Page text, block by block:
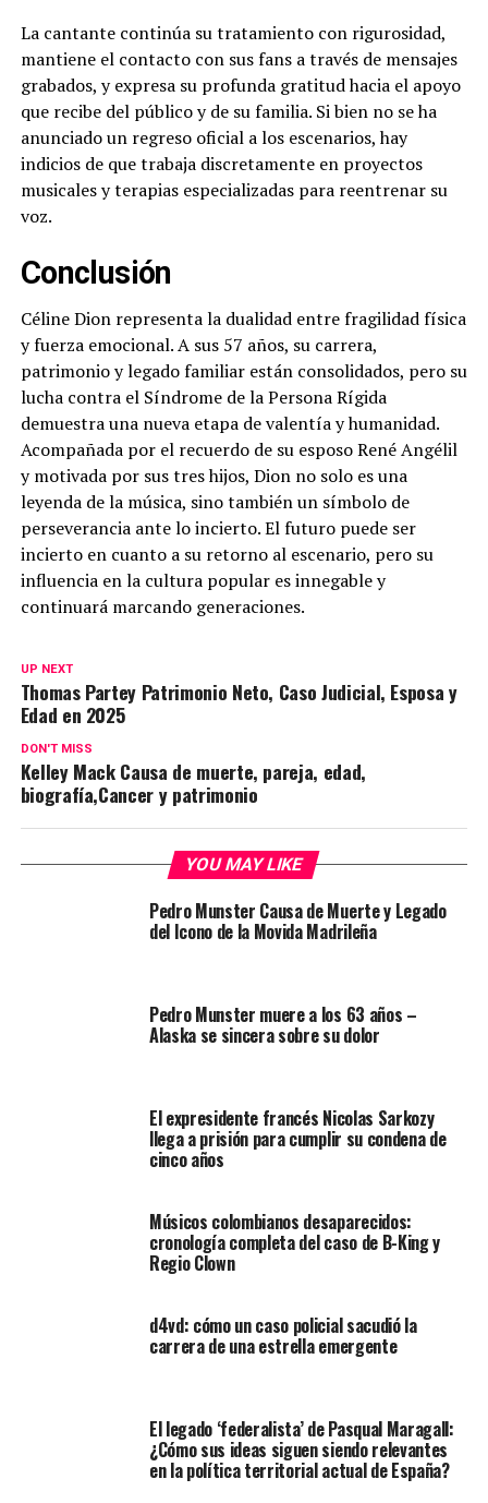
La cantante continúa su tratamiento con rigurosidad,
mantiene el contacto con sus fans a través de mensajes
grabados, y expresa su profunda gratitud hacia el apoyo
que recibe del público y de su familia. Si bien no se ha
anunciado un regreso oficial a los escenarios, hay
indicios de que trabaja discretamente en proyectos
musicales y terapias especializadas para reentrenar su
voz.
Conclusión
Céline Dion representa la dualidad entre fragilidad física
y fuerza emocional. A sus 57 años, su carrera,
patrimonio y legado familiar están consolidados, pero su
lucha contra el Síndrome de la Persona Rígida
demuestra una nueva etapa de valentía y humanidad.
Acompañada por el recuerdo de su esposo René Angélil
y motivada por sus tres hijos, Dion no solo es una
leyenda de la música, sino también un símbolo de
perseverancia ante lo incierto. El futuro puede ser
incierto en cuanto a su retorno al escenario, pero su
influencia en la cultura popular es innegable y
continuará marcando generaciones.
UP NEXT
Thomas Partey Patrimonio Neto, Caso Judicial, Esposa y
Edad en 2025
DON'T MISS
Kelley Mack Causa de muerte, pareja, edad,
biografía,Cancer y patrimonio
YOU MAY LIKE
Pedro Munster Causa de Muerte y Legado
del Icono de la Movida Madrileña
Pedro Munster muere a los 63 años –
Alaska se sincera sobre su dolor
El expresidente francés Nicolas Sarkozy
llega a prisión para cumplir su condena de
cinco años
Músicos colombianos desaparecidos:
cronología completa del caso de B-King y
Regio Clown
d4vd: cómo un caso policial sacudió la
carrera de una estrella emergente
El legado ‘federalista’ de Pasqual Maragall:
¿Cómo sus ideas siguen siendo relevantes
en la política territorial actual de España?